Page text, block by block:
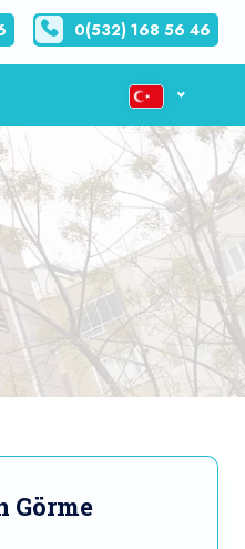
0(532) 168 56 46
Görme